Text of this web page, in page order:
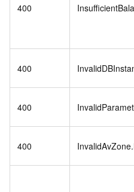
400
400
400
400